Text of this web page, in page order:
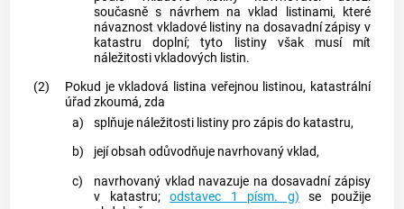
současně s návrhem na vklad listinami, které
návaznost vkladové listiny na dosavadní zápisy v
katastru doplní; tyto listiny však musí mít
náležitosti vkladových listin.
(2)
Pokud je vkladová listina veřejnou listinou, katastrální
úřad zkoumá, zda
a)
splňuje náležitosti listiny pro zápis do katastru,
b)
její obsah odůvodňuje navrhovaný vklad,
c)
navrhovaný vklad navazuje na dosavadní zápisy
v
katastru;odstavec 1 písm. g) se použije